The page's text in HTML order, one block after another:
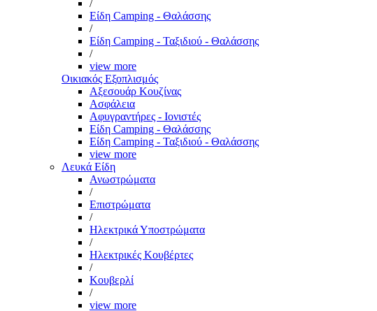
/
Είδη Camping - Θαλάσσης
/
Είδη Camping - Ταξιδιού - Θαλάσσης
/
view more
Οικιακός Εξοπλισμός
Αξεσουάρ Κουζίνας
Ασφάλεια
Αφυγραντήρες - Ιονιστές
Είδη Camping - Θαλάσσης
Είδη Camping - Ταξιδιού - Θαλάσσης
view more
Λευκά Είδη
Ανωστρώματα
/
Επιστρώματα
/
Ηλεκτρικά Υποστρώματα
/
Ηλεκτρικές Κουβέρτες
/
Κουβερλί
/
view more